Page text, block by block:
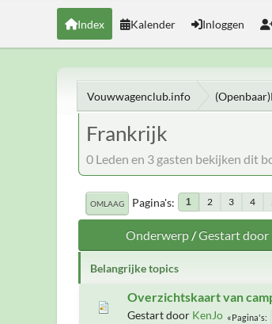
Index Kalender Inloggen
Vouwwagenclub.info
Frankrijk
0 Leden en 3 gasten bekijken dit
OMLAAG Pagina's 1 2 3 4
Onderwerp/Gestart door
Belangrijke topics
Overzichtskaart van
Gestart door KenJo Pagina's